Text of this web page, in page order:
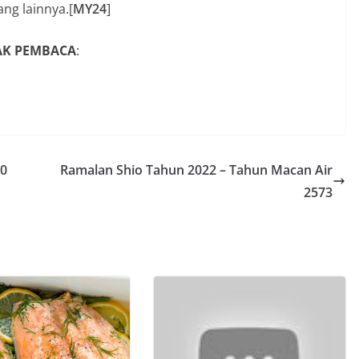
lainnya.[MY24]
PEMBACA:
Ramalan Shio Tahun 2022 – Tahun Macan Air
2573